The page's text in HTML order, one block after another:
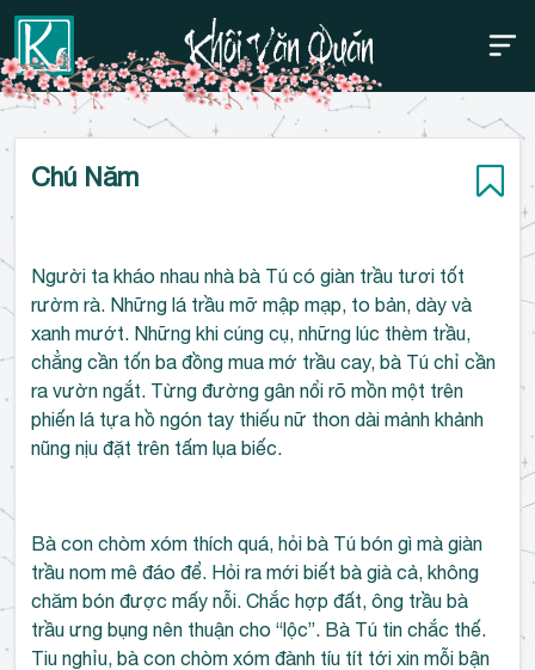
Bỏ
Thanh điều hướng trên
Chú Năm
Người ta kháo nhau nhà bà Tú có giàn trầu tươi tốt
rườm rà. Những lá trầu mỡ mập mạp, to bản, dày và
xanh mướt. Những khi cúng cụ, những lúc thèm trầu,
chẳng cần tốn ba đồng mua mớ trầu cay, bà Tú chỉ cần
ra vườn ngắt. Từng đường gân nổi rõ mồn một trên
phiến lá tựa hồ ngón tay thiếu nữ thon dài mảnh khảnh
nũng nịu đặt trên tấm lụa biếc.
Bà con chòm xóm thích quá, hỏi bà Tú bón gì mà giàn
trầu nom mê đáo để. Hỏi ra mới biết bà già cả, không
chăm bón được mấy nỗi. Chắc hợp đất, ông trầu bà
trầu ưng bụng nên thuận cho “lộc”. Bà Tú tin chắc thế.
Tiu nghỉu, bà con chòm xóm đành tíu tít tới xin mỗi bận